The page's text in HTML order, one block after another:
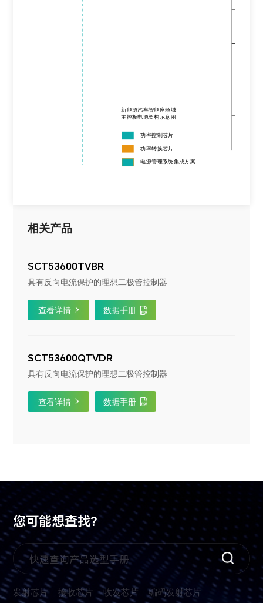
新能源汽
车智能座舱域
主控板
电源架构示意图
功率控制芯片
功率 转换芯片
电源管理系统集成方案
相关产品
SCT53600TVBR
具有反向电流保护的理想二极管控制器
查看详情 数据手册
SCT53600QTVDR
具有反向电流保护的理想二极管控制器
查看详情 数据手册
您可能想查找?
发射芯片 接收芯片 收发芯片 编码发射芯片